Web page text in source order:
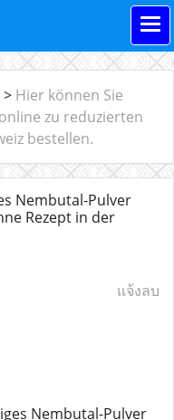
> Hier können Sie
zu reduzierten
bestellen.
Nembutal-Pulver
Rezept in der
แจ้งลบ
Nembutal-Pulver